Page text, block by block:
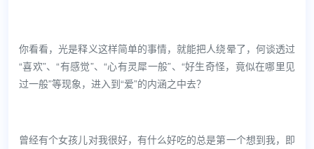
你看看，光是释义这样简单的事情，就能把人绕晕了，何谈透过
“喜欢”、“有感觉”、“心有灵犀一般”、“好生奇怪，竟似在哪里见
过一般”等现象，进入到“爱”的内涵之中去？
曾经有个女孩儿对我很好，有什么好吃的总是第一个想到我，即